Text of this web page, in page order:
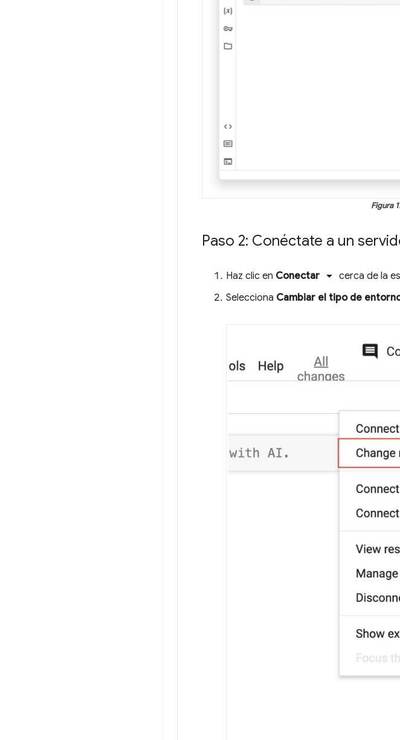
Figura 1
Paso 2: Conéctate a un
Haz clic en Conectar arrow_drop_down cerca de la
Selecciona Cambiar el tipo de